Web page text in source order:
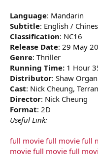
Language: Mandarin
Subtitle: English /
Classification: NC16
Release Date: 29 May
Genre: Thriller
Running Time: 1 Hour
Distributor: Shaw
Cast: Nick Cheung,
Director: Nick Cheung
Format: 2D
Useful Link:
full movie full movie full
movie full movie full